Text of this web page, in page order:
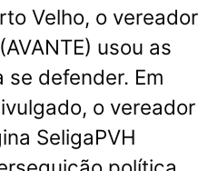
Velho, o vereador
usou as
se defender. Em
o vereador
SeligaPVH